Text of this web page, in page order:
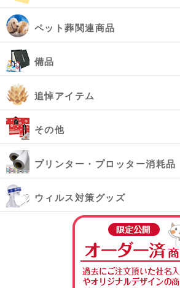
ペット葬関連商品
備品
追悼アイテム
その他
プリンター・プロッター消耗品
ウィルス対策グッズ